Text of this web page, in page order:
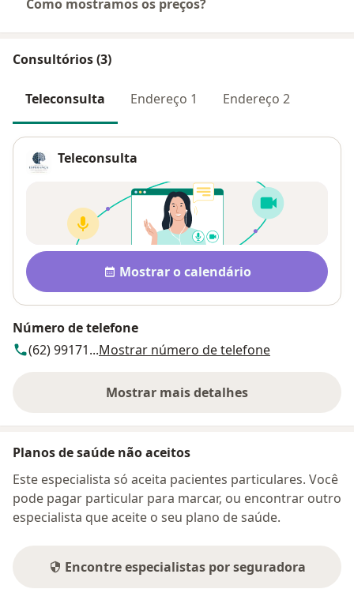
Como mostramos os preços?
Consultórios (3)
Teleconsulta Endereço 1 Endereço 2
Teleconsulta
Disponibilidade
Mostrar o calendário
Número de telefone
(62) 99171...Mostrar número de telefone
Mostrar mais detalhes
sobre o endereço
Planos de saúde não aceitos
Este especialista só aceita pacientes particulares. Você
pode pagar particular para marcar, ou encontrar outro
especialista que aceite o seu plano de saúde.
Encontre especialistas por seguradora